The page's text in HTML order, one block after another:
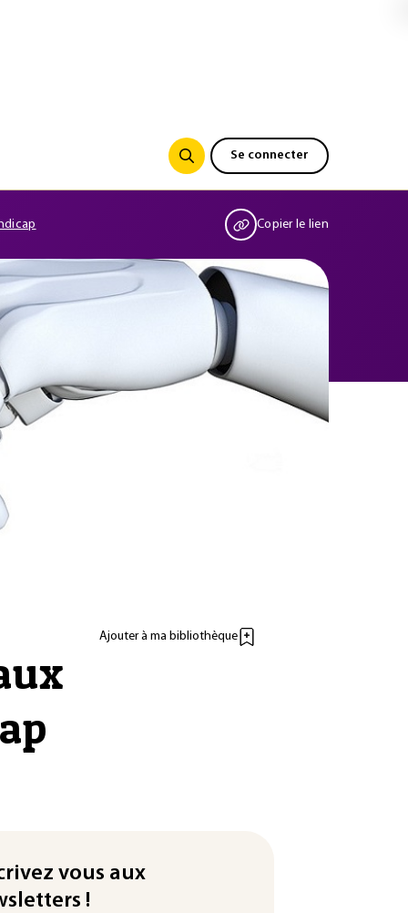
Se connecter
Copier le lien
Ajouter à ma bibliothèque
vous aux
!